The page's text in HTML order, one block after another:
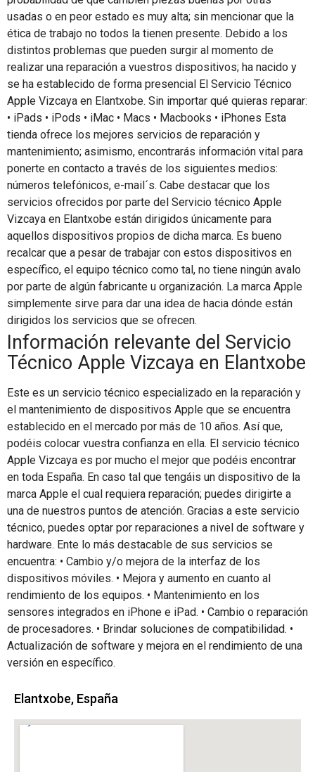
usadas o en peor estado es muy alta; sin mencionar que la
ética de trabajo no todos la tienen presente. Debido a los
distintos problemas que pueden surgir al momento de
realizar una reparación a vuestros dispositivos; ha nacido y
se ha establecido de forma presencial El Servicio Técnico
Apple Vizcaya en Elantxobe. Sin importar qué quieras reparar:
• iPads • iPods • iMac • Macs • Macbooks • iPhones Esta
tienda ofrece los mejores servicios de reparación y
mantenimiento; asimismo, encontrarás información vital para
ponerte en contacto a través de los siguientes medios:
números telefónicos, e-mail´s. Cabe destacar que los
servicios ofrecidos por parte del Servicio técnico Apple
Vizcaya en Elantxobe están dirigidos únicamente para
aquellos dispositivos propios de dicha marca. Es bueno
recalcar que a pesar de trabajar con estos dispositivos en
específico, el equipo técnico como tal, no tiene ningún avalo
por parte de algún fabricante u organización. La marca Apple
simplemente sirve para dar una idea de hacia dónde están
dirigidos los servicios que se ofrecen.
Información relevante del Servicio
Técnico Apple Vizcaya en Elantxobe
Este es un servicio técnico especializado en la reparación y
el mantenimiento de dispositivos Apple que se encuentra
establecido en el mercado por más de 10 años. Así que,
podéis colocar vuestra confianza en ella. El servicio técnico
Apple Vizcaya es por mucho el mejor que podéis encontrar
en toda España. En caso tal que tengáis un dispositivo de la
marca Apple el cual requiera reparación; puedes dirigirte a
una de nuestros puntos de atención. Gracias a este servicio
técnico, puedes optar por reparaciones a nivel de software y
hardware. Ente lo más destacable de sus servicios se
encuentra: • Cambio y/o mejora de la interfaz de los
dispositivos móviles. • Mejora y aumento en cuanto al
rendimiento de los equipos. • Mantenimiento en los
sensores integrados en iPhone e iPad. • Cambio o reparación
de procesadores. • Brindar soluciones de compatibilidad. •
Actualización de software y mejora en el rendimiento de una
versión en específico.
Elantxobe, España